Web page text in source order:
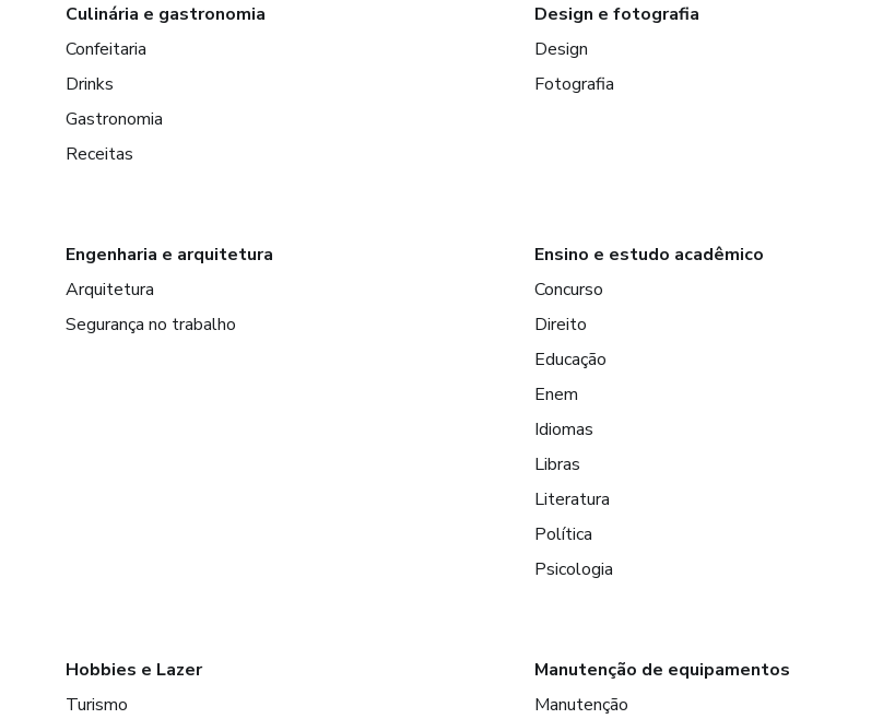
Culinária e gastronomia
Confeitaria
Drinks
Gastronomia
Receitas
Design e fotografia
Design
Fotografia
Engenharia e arquitetura
Arquitetura
Segurança no trabalho
Ensino e estudo acadêmico
Concurso
Direito
Educação
Enem
Idiomas
Libras
Literatura
Política
Psicologia
Hobbies e Lazer
Turismo
Manutenção de equipamentos
Manutenção